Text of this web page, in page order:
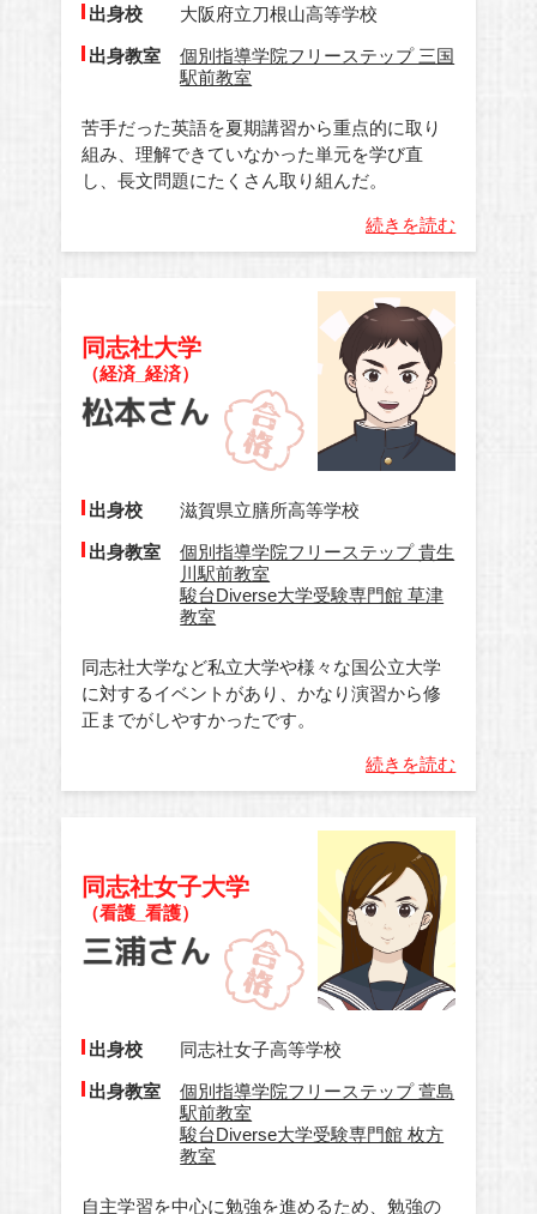
出身校 大阪府立刀根山高等学校
出身教室
個別指導学院フリーステップ 三国
駅前教室
苦手だった英語を夏期講習から重点的に取り
組み、理解できていなかった単元を学び直
し、長文問題にたくさん取り組んだ。
続きを読む
同志社大学
（経済_経済）
出身校 滋賀県立膳所高等学校
出身教室
個別指導学院フリーステップ 貴生
川駅前教室
駿台Diverse大学受験専門館 草津
教室
同志社大学など私立大学や様々な国公立大学
に対するイベントがあり、かなり演習から修
正までがしやすかったです。
続きを読む
同志社女子大学
（看護_看護）
出身校 同志社女子高等学校
出身教室
個別指導学院フリーステップ 萱島
駅前教室
駿台Diverse大学受験専門館 枚方
教室
自主学習を中心に勉強を進めるため、勉強の